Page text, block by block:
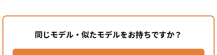
同じモデル・似たモデルをお持ちですか？